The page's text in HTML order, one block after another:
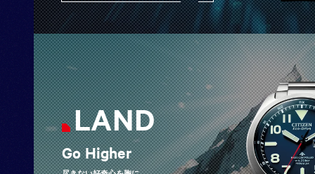
LAND
Go Higher